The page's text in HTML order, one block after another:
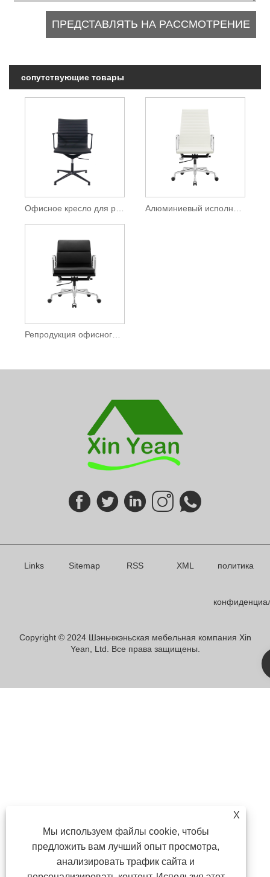
сопутствующие товары
Офисное кресло для руководителей среднего звена Una
Репродукция офисного кресла Charles Eames с мягкой подкладкой
X
Мы используем файлы cookie, чтобы
предложить вам лучший опыт просмотра,
анализировать трафик сайта и
Links Sitemap RSS XML политика
Copyright © 2024 Шэньчжэньская мебельная компания Xin
Yean, Ltd. Все права защищены.